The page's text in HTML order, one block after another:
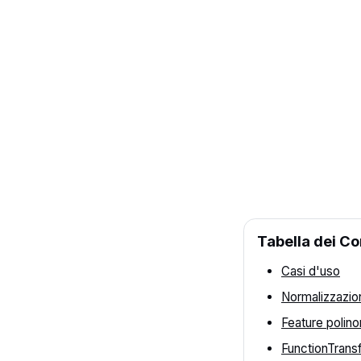
Tabella dei
Casi d'uso
Feature